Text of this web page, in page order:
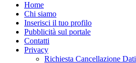
Home
Chi siamo
Inserisci il tuo profilo
Pubblicità sul portale
Contatti
Privacy
Richiesta Cancellazione Dati